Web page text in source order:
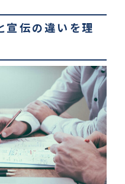
宣伝の違いを理